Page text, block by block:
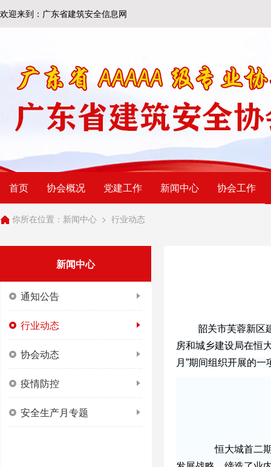
欢迎来到：广东省建筑安全信息网
首页 协会概况 党建工作 新闻中心 协会工作
你所在位置： 新闻中心 > 行业动态
新闻中心
通知公告
行业动态
协会动态
疫情防控
安全生产月专题
韶关市芙蓉新区
房和城乡建设局在恒
月”期间组织开展的一
恒大城首二期